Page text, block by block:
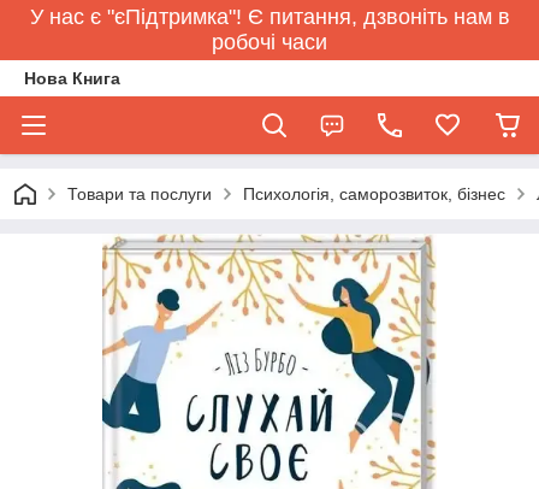
У нас є "єПідтримка"! Є питання, дзвоніть нам в
робочі часи
Нова Книга
Товари та послуги Психологія, саморозвиток, бізнес